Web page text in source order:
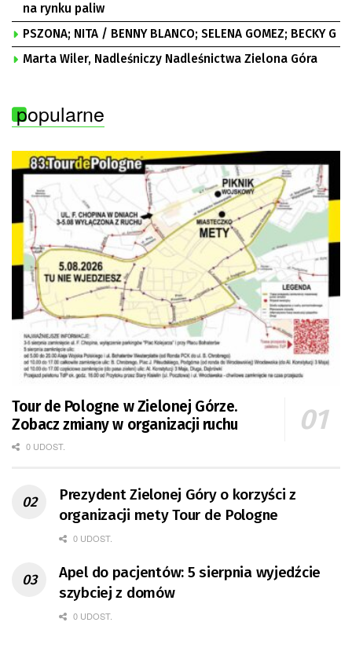
na rynku paliw
PSZONA; NITA / BENNY BLANCO; SELENA GOMEZ; BECKY G
Marta Wiler, Nadleśniczy Nadleśnictwa Zielona Góra
popularne
Tour de Pologne w Zielonej Górze.
Zobacz zmiany w organizacji ruchu
0 UDOST.
Prezydent Zielonej Góry o korzyści z
organizacji mety Tour de Pologne
0 UDOST.
Apel do pacjentów: 5 sierpnia wyjedźcie
szybciej z domów
0 UDOST.